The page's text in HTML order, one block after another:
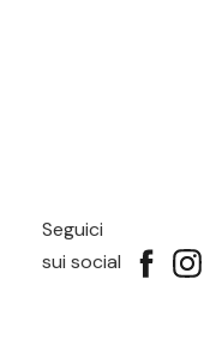
Seguici
sui social